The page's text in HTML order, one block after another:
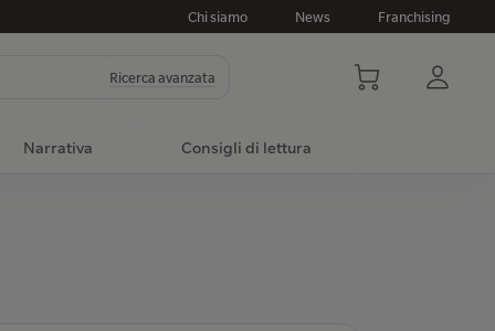
Chi siamo News Franchising
Ricerca avanzata
Narrativa Consigli di lettura